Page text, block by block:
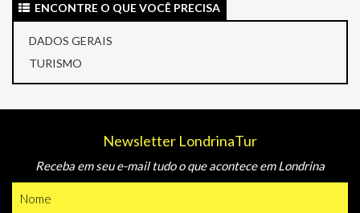
ENCONTRE O QUE VOCÊ PRECISA
DADOS GERAIS
TURISMO
Newsletter LondrinaTur
Receba em seu e-mail tudo o que acontece em Londrina